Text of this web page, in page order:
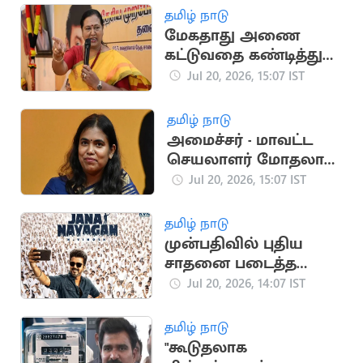
தமிழ் நாடு
மேகதாது அணை
கட்டுவதை கண்டித்து
தேமுதிக போராட்டம்
Jul 20, 2026, 15:07 IST
தமிழ் நாடு
அமைச்சர் - மாவட்ட
செயலாளர் மோதலால்
தவெக பொதுக்கூட்டம்
Jul 20, 2026, 15:07 IST
தமிழ் நாடு
முன்பதிவில் புதிய
சாதனை படைத்த
ஜனநாயகன்
Jul 20, 2026, 14:07 IST
தமிழ் நாடு
"கூடுதலாக